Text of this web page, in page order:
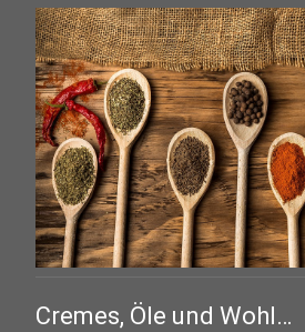
Cremes, Öle und Wohl…